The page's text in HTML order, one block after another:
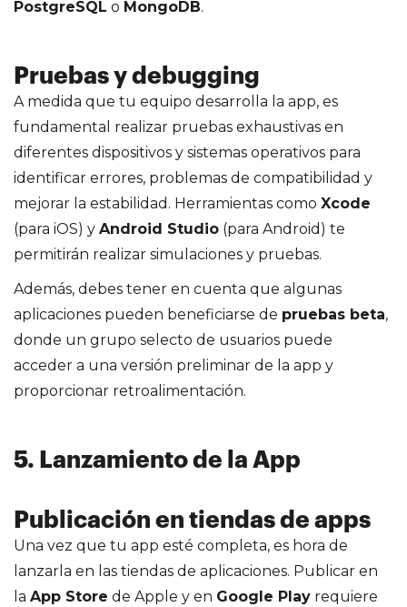
PostgreSQL o MongoDB.
Pruebas y debugging
A medida que tu equipo desarrolla la app, es
fundamental realizar pruebas exhaustivas en
diferentes dispositivos y sistemas operativos para
identificar errores, problemas de compatibilidad y
mejorar la estabilidad. Herramientas como Xcode
(para iOS) y Android Studio (para Android) te
permitirán realizar simulaciones y pruebas.
Además, debes tener en cuenta que algunas
aplicaciones pueden beneficiarse de pruebas beta,
donde un grupo selecto de usuarios puede
acceder a una versión preliminar de la app y
proporcionar retroalimentación.
5. Lanzamiento de la App
Publicación en tiendas de apps
Una vez que tu app esté completa, es hora de
lanzarla en las tiendas de aplicaciones. Publicar en
la App Store de Apple y en Google Play requiere